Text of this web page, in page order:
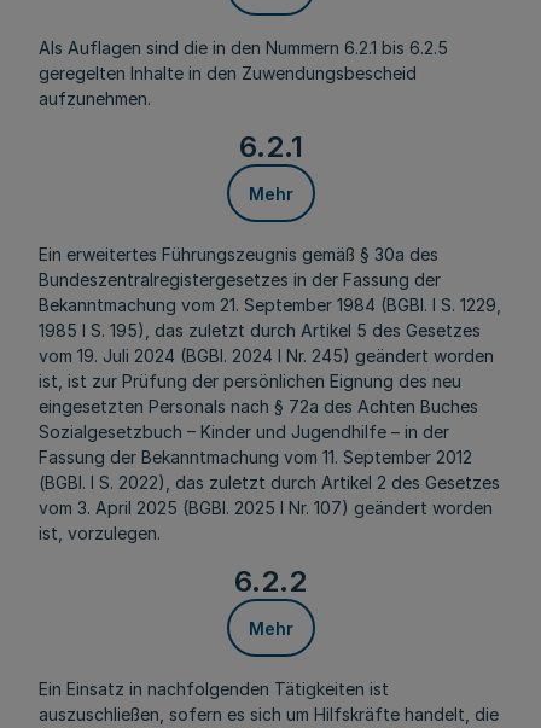
Als Auflagen sind die in den Nummern 6.2.1 bis 6.2.5
geregelten Inhalte in den Zuwendungsbescheid
aufzunehmen.
6.2.1
Mehr
Ein erweitertes Führungszeugnis gemäß § 30a des
Bundeszentralregistergesetzes in der Fassung der
Bekanntmachung vom 21. September 1984 (BGBl. I S. 1229,
1985 I S. 195), das zuletzt durch Artikel 5 des Gesetzes
vom 19. Juli 2024 (BGBl. 2024 I Nr. 245) geändert worden
ist, ist zur Prüfung der persönlichen Eignung des neu
eingesetzten Personals nach § 72a des Achten Buches
Sozialgesetzbuch – Kinder und Jugendhilfe – in der
Fassung der Bekanntmachung vom 11. September 2012
(BGBl. I S. 2022), das zuletzt durch Artikel 2 des Gesetzes
vom 3. April 2025 (BGBl. 2025 I Nr. 107) geändert worden
ist, vorzulegen.
6.2.2
Mehr
Ein Einsatz in nachfolgenden Tätigkeiten ist
auszuschließen, sofern es sich um Hilfskräfte handelt, die